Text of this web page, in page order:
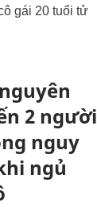
gái 20 tuổi tử
2 người
nguy
ngủ